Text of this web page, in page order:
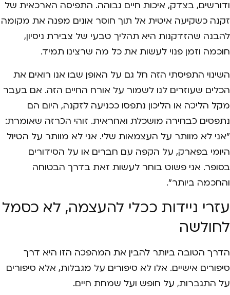
ודורשים, בצדק, איכות חיים גבוהה. התפיסה הארכאית של
זקנה כשקיעה איטית אל תוך חוסר אונים מפנה את מקומה
להבנה שהזדקנות היא תהליך טבעי של צבירת ניסיון,
חוכמה וזמן פנוי לעשות את כל מה שרצינו תמיד.
השינוי התפיסתי הזה חל גם על האופן שבו אנו רואים את
הכלים שעוזרים לנו לשמור על אורח החיים הזה. אם בעבר
מקל הליכה או הליכון נתפסו ככניעה לזקנה, היום הם
נתפסים כבחירה מושכלת ואחראית. זוהי הכרזה שאומרת:
"אני לא מוותר על העצמאות שלי. אני לא מוותר על הטיול
היומי בפארק, על הקפה עם חברים או על הסידורים
בסופר. אני פשוט בוחר לעשות זאת בדרך הבטוחה
והחכמה ביותר".
עזרי ניידות ככלי להעצמה, לא כסמל
לחולשה
הדרך הטובה ביותר להבין את המהפכה הזו היא דרך
סיפורים אישיים. אלו לא סיפורים על מגבלות, אלא סיפורים
על התגברות, על חופש ועל שמחת חיים.